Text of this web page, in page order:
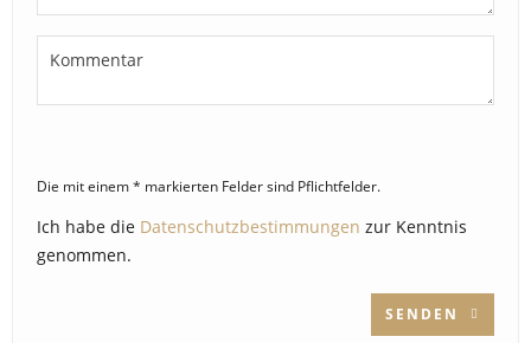
Die mit einem * markierten Felder sind Pflichtfelder.
Ich habe die Datenschutzbestimmungen zur Kenntnis
genommen.
SENDEN